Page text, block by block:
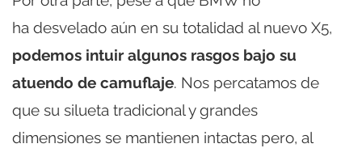
ha desvelado aún en su totalidad al nuevo X5,
podemos intuir algunos rasgos bajo su
atuendo de camuflaje. Nos percatamos de
que su silueta tradicional y grandes
dimensiones se mantienen intactas pero, al